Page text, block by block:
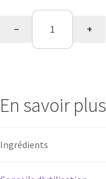
quantité
Assortiment
− +
En savoir plus
Ingrédients